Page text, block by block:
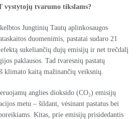
vystytojų tvarumo tikslams?
Jungtinių Tautų aplinkosaugos
duomenimis, pastatai sudaro 21
sukeliančių dujų emisijų ir net trečdalį
paklausos​. Tad tvaresnių pastatų
klimato kaitą mažinančių veiksnių.
anglies dioksido (CO₂) emisijų
metu – šildant, vėsinant pastatus bei
Kitas, prie emisijų prisidedantis